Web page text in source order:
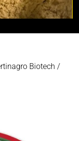
Biotech /